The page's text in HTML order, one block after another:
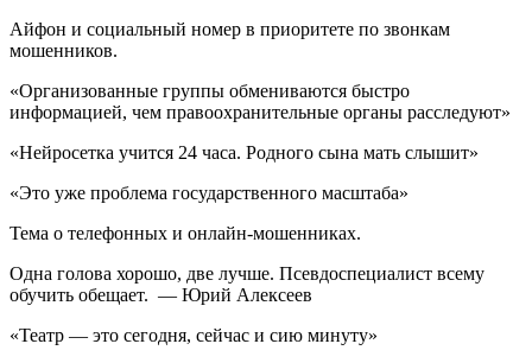
Айфон и социальный номер в приоритете по звонкам
мошенников.
«Организованные группы обмениваются быстро
информацией, чем правоохранительные органы расследуют»
«Нейросетка учится 24 часа. Родного сына мать слышит»
«Это уже проблема государственного масштаба»
Тема о телефонных и онлайн-мошенниках.
Одна голова хорошо, две лучше. Псевдоспециалист всему
обучить обещает. — Юрий Алексеев
«Театр — это сегодня, сейчас и сию минуту»